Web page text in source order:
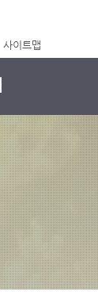
사이트맵